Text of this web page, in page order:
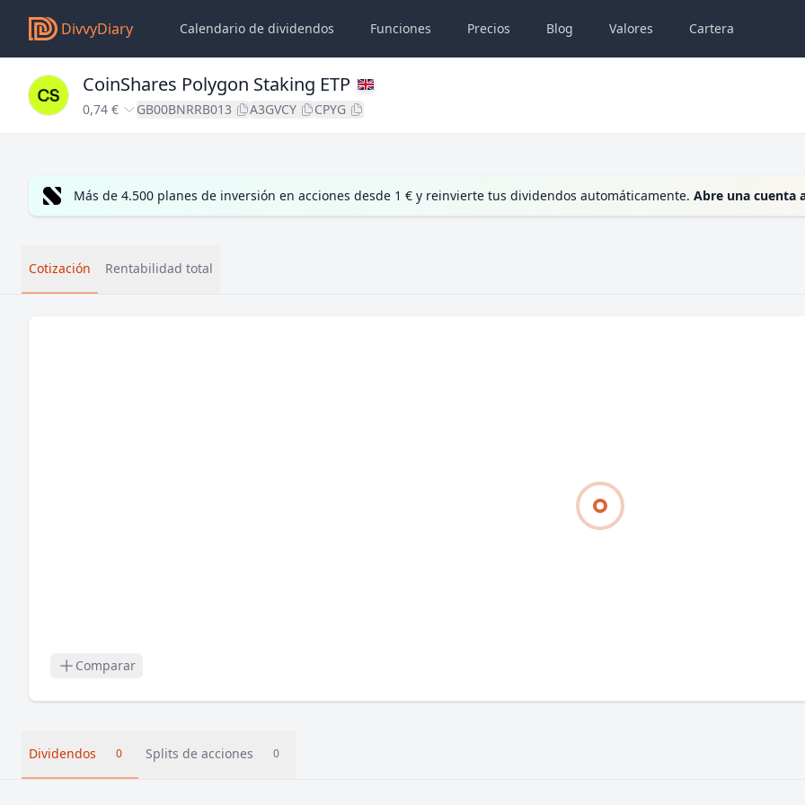
DivvyDiary Calendario de dividendos Funciones Precios Blog Valores Cartera
CoinShares Polygon Staking ETP
0,74 € GB00BNRRB013 A3GVCY CPYG
Más de 4.500 planes de inversión en acciones desde 1 € y reinvierte tus dividendos automáticamente. Abre una cuenta
Cotización Rentabilidad total
Comparar
Dividendos 0 Splits de acciones 0